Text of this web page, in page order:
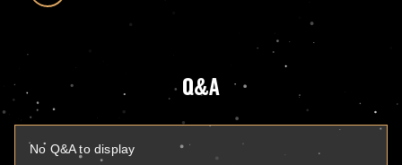
Q&A
No Q&A to display